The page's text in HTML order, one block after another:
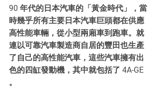
90 年代的日本汽車的「黃金時代」，當
時幾乎所有主要日本汽車巨頭都在供應
高性能車輛，從小型兩廂車到跑車。就
連以可靠汽車製造商自居的豐田也生產
了自己的高性能汽車，這些汽車擁有出
色的四缸發動機，其中就包括了 4A-GE
。